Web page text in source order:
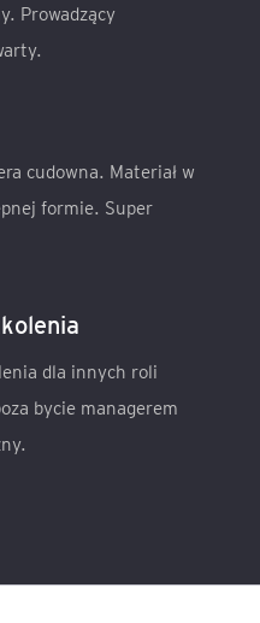
Prowadzący
cudowna. Materiał w
formie. Super
dla innych roli
bycie managerem